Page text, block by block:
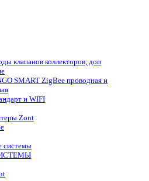
клапанов коллекторов, доп
SMART ZigBee проводная и
и WIFI
Zont
системы